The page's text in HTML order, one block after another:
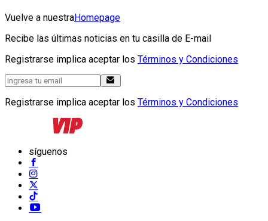
Vuelve a nuestraHomepage
Recibe las últimas noticias en tu casilla de E-mail
Registrarse implica aceptar los Términos y Condiciones
Registrarse implica aceptar los Términos y Condiciones
síguenos